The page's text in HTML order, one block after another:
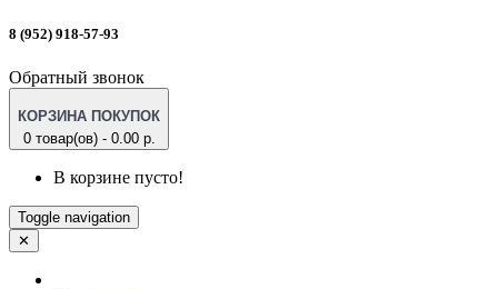
8 (952) 918-57-93
Обратный звонок
КОРЗИНА ПОКУПОК
0 товар(ов) - 0.00 р.
В корзине пусто!
Toggle navigation
✕